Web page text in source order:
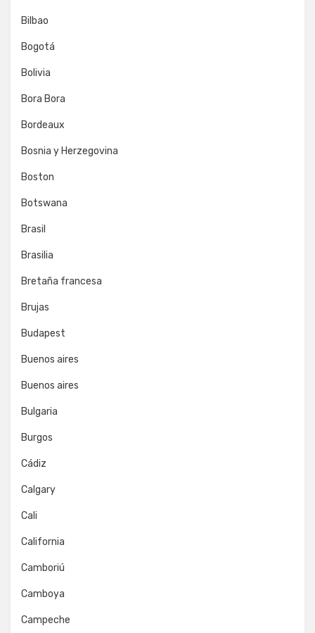
Bilbao
Bogotá
Bolivia
Bora Bora
Bordeaux
Bosnia y Herzegovina
Boston
Botswana
Brasil
Brasilia
Bretaña francesa
Brujas
Budapest
Buenos aires
Buenos aires
Bulgaria
Burgos
Cádiz
Calgary
Cali
California
Camboriú
Camboya
Campeche